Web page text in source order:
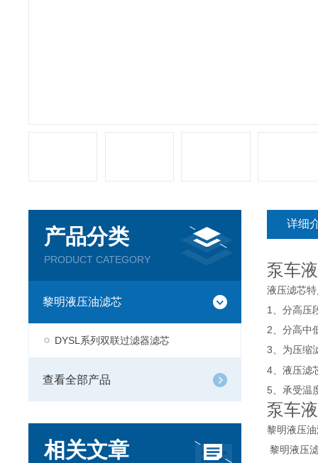
产品分类
PRODUCT CATEGORY
黎明液压油滤芯
DYSL系列双联过滤器滤芯
查看全部产品
相关文章
详细
泵车
液压滤芯
1
、分高
2 、分高
3 、为压
4 、液压
5 、承受
泵车
黎明液压
黎明液压